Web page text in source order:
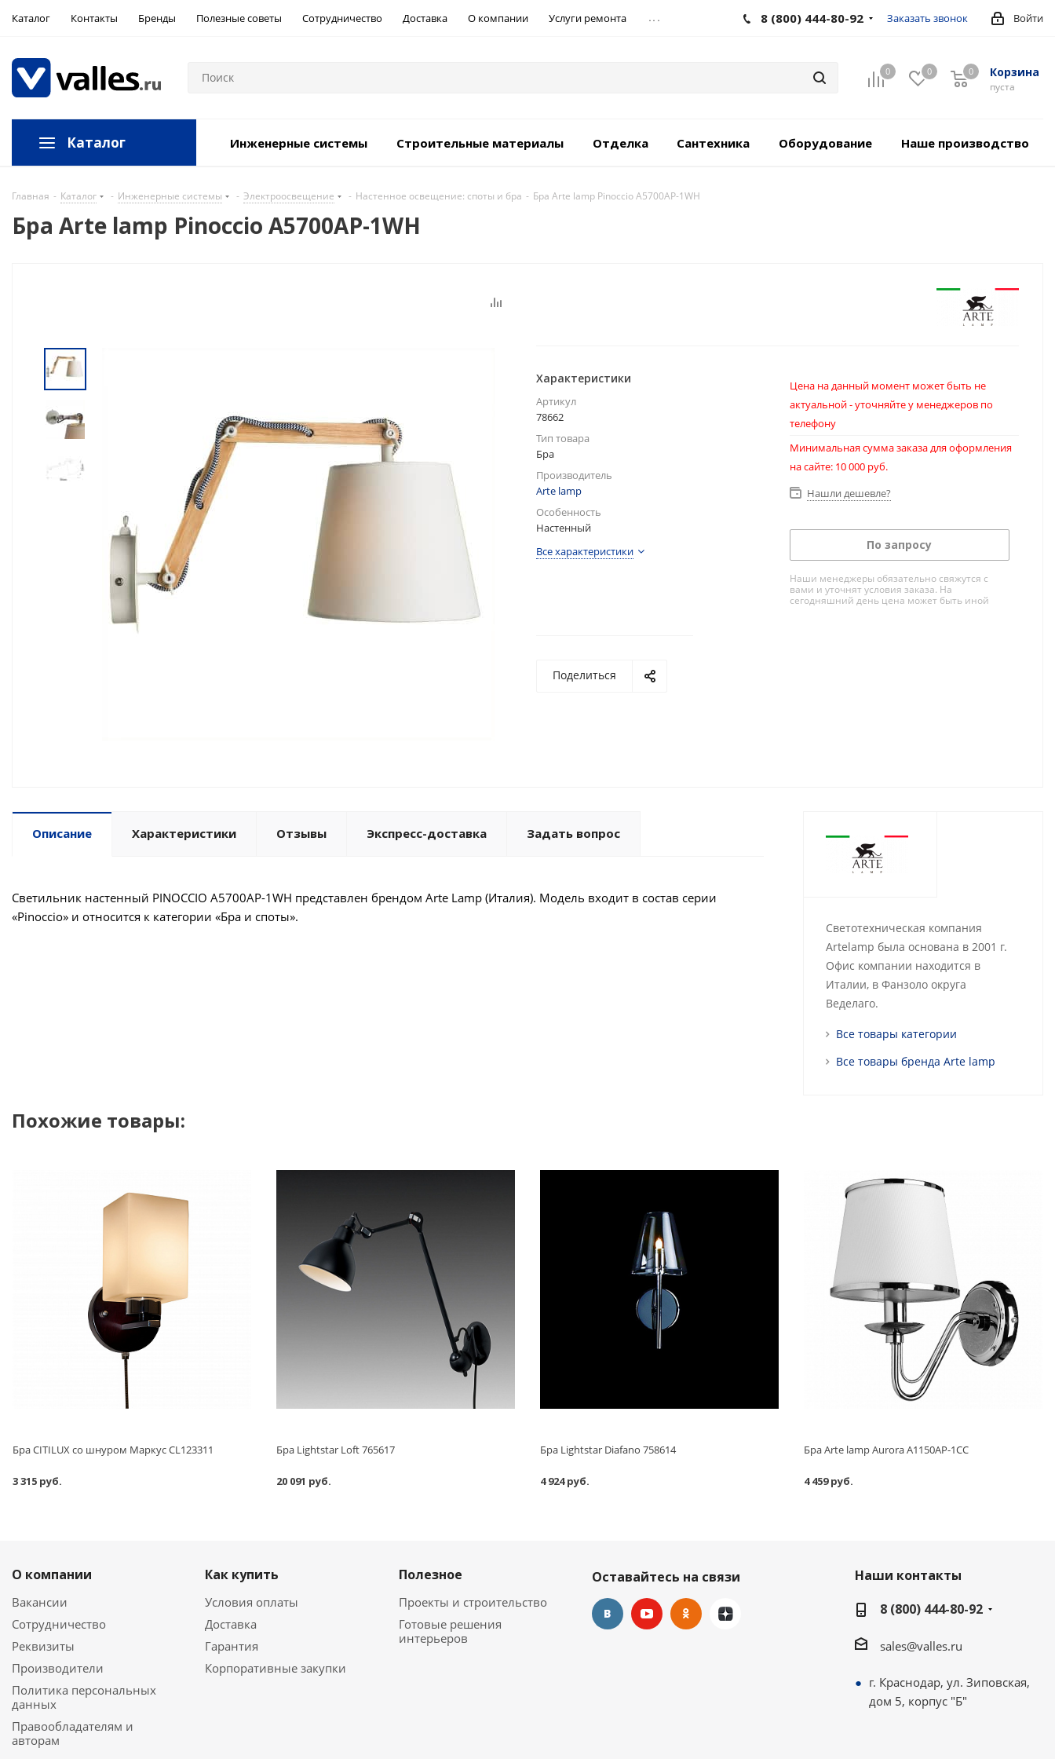
Каталог Контакты Бренды Полезные советы Сотрудничество Доставка О компании Услуги ремонта ... Войти
8 (800) 444-80-92 Заказать звонок
0 0 Корзина
пуста
0
Каталог Инженерные системы Строительные материалы Отделка Сантехника Оборудование Наше производство
Главная - Каталог - Инженерные системы - Электроосвещение - Настенное освещение: споты и бра - Бра Arte lamp Pinoccio A5700AP-1WH
Бра Arte lamp Pinoccio A5700AP-1WH
Характеристики
Артикул
78662
Тип товара
Бра
Производитель
Arte lamp
Особенность
Настенный
Все характеристики
Цена на данный момент может быть не
актуальной - уточняйте у менеджеров по
телефону
Минимальная сумма заказа для оформления
на сайте: 10 000 руб.
Нашли дешевле?
По запросу
Наши менеджеры обязательно свяжутся с
вами и уточнят условия заказа. На
сегодняшний день цена может быть иной
Поделиться
Описание Характеристики Отзывы Экспресс-доставка Задать вопрос
Светильник настенный PINOCCIO A5700AP-1WH представлен брендом Arte Lamp (Италия). Модель входит в состав серии
«Pinoccio» и относится к категории «Бра и споты».
Светотехническая компания
Artelamp была основана в 2001 г.
Офис компании находится в
Италии, в Фанзоло округа
Веделаго.
Все товары категории
Все товары бренда Arte lamp
Похожие товары:
Бра CITILUX со шнуром Маркус CL123311
3 315 руб.
Бра Lightstar Loft 765617
20 091 руб.
Бра Lightstar Diafano 758614
4 924 руб.
Бра Arte lamp Aurora A1150AP-1CC
4 459 руб.
О компании
Вакансии
Сотрудничество
Реквизиты
Производители
Политика персональных
данных
Правообладателям и
авторам
Как купить
Условия оплаты
Доставка
Гарантия
Корпоративные закупки
Полезное
Проекты и строительство
Готовые решения
интерьеров
Оставайтесь на связи
Наши контакты
8 (800) 444-80-92
sales@valles.ru
г. Краснодар, ул. Зиповская,
дом 5, корпус "Б"